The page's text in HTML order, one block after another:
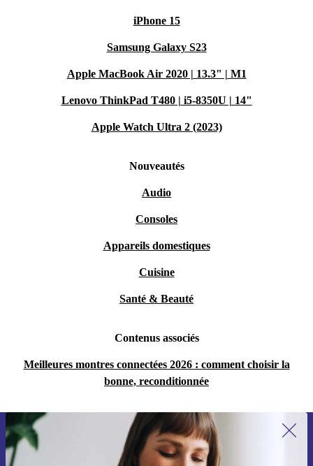
iPhone 15
Samsung Galaxy S23
Apple MacBook Air 2020 | 13.3" | M1
Lenovo ThinkPad T480 | i5-8350U | 14"
Apple Watch Ultra 2 (2023)
Nouveautés
Audio
Consoles
Appareils domestiques
Cuisine
Santé & Beauté
Contenus associés
Meilleures montres connectées 2026 : comment choisir la
bonne, reconditionnée
Recevoir offres et infos de refurbed
par mail